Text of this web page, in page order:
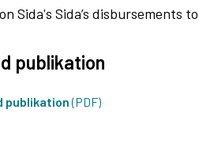
Sida's Sida’s disbursements
publikation
publikation(PDF)